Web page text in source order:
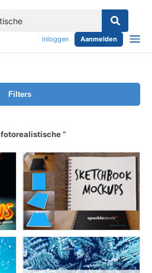
Inloggen Aanmelden
Filters
fotorealistische